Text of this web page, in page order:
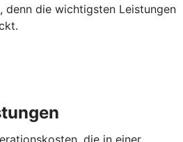
denn die wichtigsten Leistungen
die in einer